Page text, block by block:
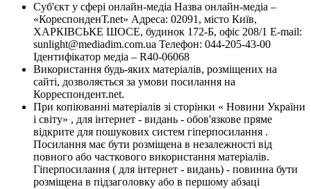
Суб'єкт у сфері онлайн-медіа Назва онлайн-медіа –
«КореспонденТ.net» Адреса: 02091, місто Київ,
ХАРКІВСЬКЕ ШОСЕ, будинок 172-Б, офіс 208/1 E-mail:
sunlight@mediadim.com.ua Телефон: 044-205-43-00
Ідентифікатор медіа – R40-06068
Використання будь-яких матеріалів, розміщених на
сайті, дозволяється за умови посилання на
Корреспондент.net.
При копіюванні матеріалів зі сторінки « Новини України
і світу» , для інтернет - видань - обов'язкове пряме
відкрите для пошукових систем гіперпосилання .
Посилання має бути розміщена в незалежності від
повного або часткового використання матеріалів.
Гіперпосилання ( для інтернет - видань) - повинна бути
розміщена в підзаголовку або в першому абзаці